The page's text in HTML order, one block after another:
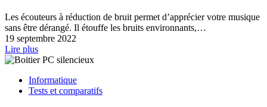
Les écouteurs à réduction de bruit permet d’apprécier votre musique
sans être dérangé. Il étouffe les bruits environnants,…
19 septembre 2022
Lire plus
Informatique
Tests et comparatifs